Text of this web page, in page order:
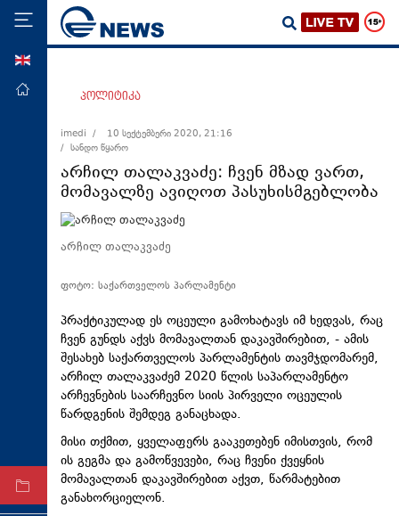
მთავარი
ეკონომიკა
მსოფლიო
რეგიონი
კულტურა
ტექნოლოგიები
ტაბლოიდი
პოლიტიკა
imedi /
10 სექტემბერი 2020, 21:16
/ სანდო წყარო
არჩილ თალაკვაძე: ჩვენ მზად ვართ,
მომავალზე ავიღოთ პასუხისმგებლობა
არჩილ თალაკვაძე
ფოტო: საქართველოს პარლამენტი
პრაქტიკულად ეს ოცეული გამოხატავს იმ ხედვას, რაც
ჩვენ გუნდს აქვს მომავალთან დაკავშირებით, - ამის
შესახებ საქართველოს პარლამენტის თავმჯდომარემ,
არჩილ თალაკვაძემ 2020 წლის საპარლამენტო
არჩევნების საარჩევნო სიის პირველი ოცეულის
წარდგენის შემდეგ განაცხადა.
მისი თქმით, ყველაფერს გააკეთებენ იმისთვის, რომ
ის გეგმა და გამოწვევები, რაც ჩვენი ქვეყნის
მომავალთან დაკავშირებით აქვთ, წარმატებით
განახორციელონ.